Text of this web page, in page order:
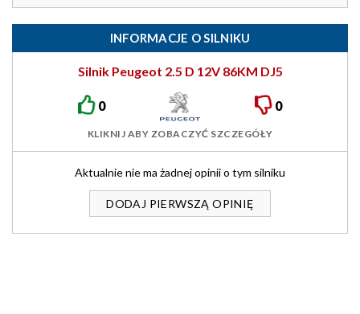
INFORMACJE O SILNIKU
Silnik Peugeot 2.5 D 12V 86KM DJ5
0 0
KLIKNIJ ABY ZOBACZYĆ SZCZEGÓŁY
Aktualnie nie ma żadnej opinii o tym silniku
DODAJ PIERWSZĄ OPINIĘ